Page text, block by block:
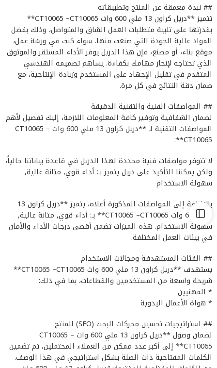
## نبذة معمقة عن المنتج وتطبيقاته
تتميز **دريل كراون 13 ملي 600 وات CT10065 –CT10065**
بقدرتها على تلبية متطلبات العمل الشاق والمتواصل، وذلك بفضل
المواد عالية الجودة التي صنعت منها. سواء كنت في ورشة عمل،
موقع بناء، أو مصنع، فإن هذا الدريل يوفر الأداء المستقر والموثوق
الذي تحتاجه لإنجاز مهامك بكفاءة. يساهم تصميمه الهندسي
المتقدم في تقليل الإجهاد على المستخدم وزيادة الإنتاجية، مع
ضمان دقة النتائج في كل مرة.
## المواصفات الفنية والتقنية الدقيقة
لضمان الشفافية وتوفير كافة المعلومات اللازمة، إليك تفصيل لأهم
المواصفات التقنية لـ **دريل كراون 13 ملي 600 وات CT10065 –
CT10065**:
لا تتوفر مواصفات فنية محددة لهذا الدريل في قاعدة بياناتنا حالياً،
ولكن يمكننا التأكيد على دريل يتميز بـ: أداء قوي, متانة عالية,
سهولة الاستخدام
بالإضافة إلى المواصفات المذكورة أعلاه، يتميز **دريل كراون 13
ملي 600 وات CT10065 –CT10065** بـ: أداء قوي, متانة عالية,
سهولة الاستخدام. هذه الميزات تضمن أقصى درجات الأداء والأمان
في بيئات العمل المختلفة.
## الفئات المستهدفة ومجالات الاستخدام
يستهدف **دريل كراون 13 ملي 600 وات CT10065 –CT10065**
شريحة واسعة من المستخدمين والقطاعات، بما في ذلك:
* المهنيين
* هواة الأعمال اليدوية
## استراتيجيات تحسين محركات البحث (SEO) للمنتج
لضمان وصول **دريل كراون 13 ملي 600 وات CT10065 –
CT10065** إلى أكبر عدد ممكن من العملاء المحتملين، تم تضمين
الكلمات المفتاحية ذات الصلة بشكل استراتيجي في هذا الوصف.